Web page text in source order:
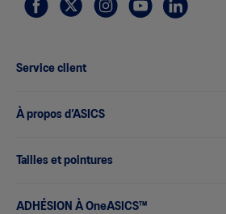
Service client
À propos d’ASICS
Tailles et pointures
ADHÉSION À OneASICS™